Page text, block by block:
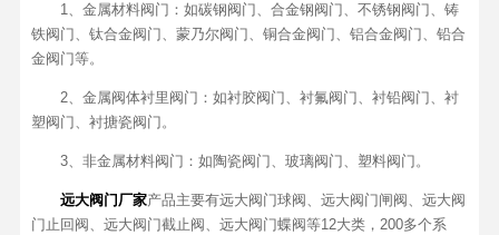
1、金属材料阀门：如碳钢阀门、合金钢阀门、不锈钢阀门、铸
铁阀门、钛合金阀门、蒙乃尔阀门、铜合金阀门、铝合金阀门、铅合
金阀门等。
2、金属阀体衬里阀门：如衬胶阀门、衬氟阀门、衬铅阀门、衬
塑阀门、衬搪瓷阀门。
3、非金属材料阀门：如陶瓷阀门、玻璃阀门、塑料阀门。
远大阀门厂家产品主要有远大阀门球阀、远大阀门闸阀、远大阀
门止回阀、远大阀门截止阀、远大阀门蝶阀等12大类，200多个系